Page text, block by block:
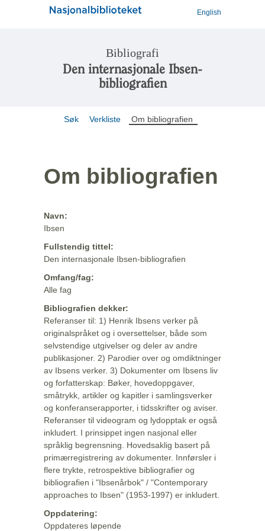
English
Bibliografi
Den internasjonale Ibsen-
bibliografien
Søk Verkliste Om bibliografien
Om bibliografien
Navn:
Ibsen
Fullstendig tittel:
Den internasjonale Ibsen-bibliografien
Omfang/fag:
Alle fag
Bibliografien dekker:
Referanser til: 1) Henrik Ibsens verker på
originalspråket og i oversettelser, både som
selvstendige utgivelser og deler av andre
publikasjoner. 2) Parodier over og omdiktninger
av Ibsens verker. 3) Dokumenter om Ibsens liv
og forfatterskap: Bøker, hovedoppgaver,
småtrykk, artikler og kapitler i samlingsverker
og konferanserapporter, i tidsskrifter og aviser.
Referanser til videogram og lydopptak er også
inkludert. I prinsippet ingen nasjonal eller
språklig begrensning. Hovedsaklig basert på
primærregistrering av dokumenter. Innførsler i
flere trykte, retrospektive bibliografier og
bibliografien i "Ibsenårbok" / "Contemporary
approaches to Ibsen" (1953-1997) er inkludert.
Oppdatering:
Oppdateres løpende